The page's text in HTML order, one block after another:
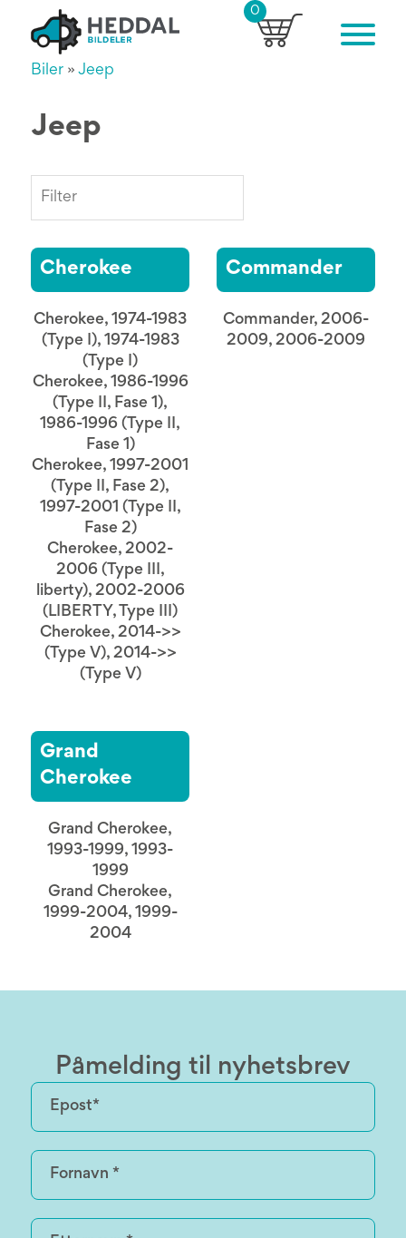
0
Biler » Jeep
Jeep
Cherokee
Cherokee, 1974-1983
(Type I), 1974-1983
(Type I)
Cherokee, 1986-1996
(Type II, Fase 1),
1986-1996 (Type II,
Fase 1)
Cherokee, 1997-2001
(Type II, Fase 2),
1997-2001 (Type II,
Fase 2)
Cherokee, 2002-
2006 (Type III,
liberty), 2002-2006
(LIBERTY, Type III)
Cherokee, 2014->>
(Type V), 2014->>
(Type V)
Commander
Commander, 2006-
2009, 2006-2009
Grand
Cherokee
Grand Cherokee,
1993-1999, 1993-
1999
Grand Cherokee,
1999-2004, 1999-
2004
Påmelding til nyhetsbrev